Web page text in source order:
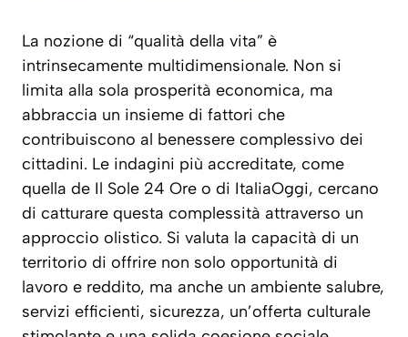
La nozione di “qualità della vita” è
intrinsecamente multidimensionale. Non si
limita alla sola prosperità economica, ma
abbraccia un insieme di fattori che
contribuiscono al benessere complessivo dei
cittadini. Le indagini più accreditate, come
quella de Il Sole 24 Ore o di ItaliaOggi, cercano
di catturare questa complessità attraverso un
approccio olistico. Si valuta la capacità di un
territorio di offrire non solo opportunità di
lavoro e reddito, ma anche un ambiente salubre,
servizi efficienti, sicurezza, un’offerta culturale